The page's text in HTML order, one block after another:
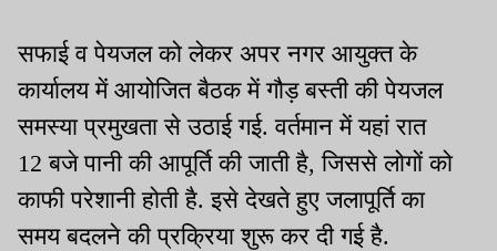
सफाई व पेयजल को लेकर अपर नगर आयुक्त के
कार्यालय में आयोजित बैठक में गौड़ बस्ती की पेयजल
समस्या प्रमुखता से उठाई गई. वर्तमान में यहां रात
12 बजे पानी की आपूर्ति की जाती है, जिससे लोगों को
काफी परेशानी होती है. इसे देखते हुए जलापूर्ति का
समय बदलने की प्रक्रिया शुरू कर दी गई है.